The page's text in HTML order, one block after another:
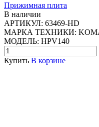
Прижимная плита
В наличии
АРТИКУЛ: 63469-HD
МАРКА ТЕХНИКИ:
МОДЕЛЬ: HPV140
Купить В корзине